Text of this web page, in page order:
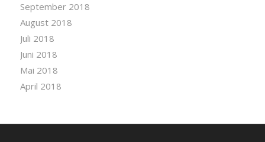
September 2018
August 2018
Juli 2018
Juni 2018
Mai 2018
April 2018